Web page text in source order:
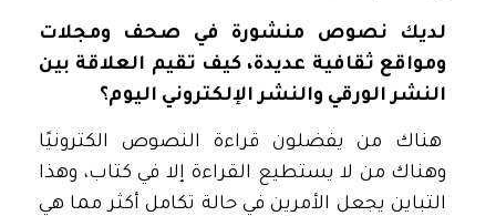
لديك نصوص منشورة في صحف ومجلات
ومواقع ثقافية عديدة، كيف تقيم العلاقة بين
النشر الورقي والنشر الإلكتروني اليوم؟
هناك من يفضلون قراءة النصوص الكترونيًا
وهناك من لا يستطيع القراءة إلا في كتاب، وهذا
التباين يجعل الأمرين في حالة تكامل أكثر مما هي